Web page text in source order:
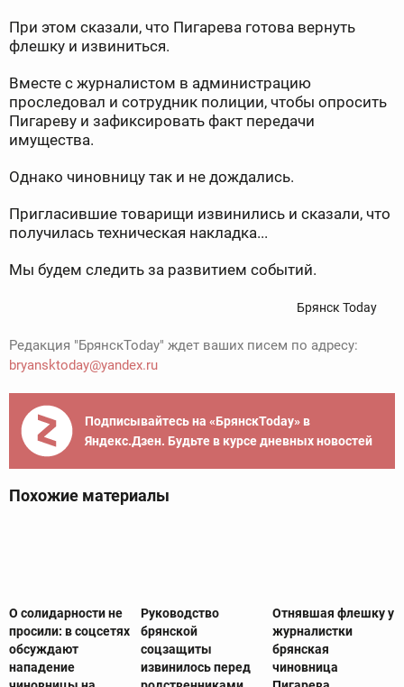
При этом сказали, что Пигарева готова вернуть
флешку и извиниться.
Вместе с журналистом в администрацию
проследовал и сотрудник полиции, чтобы опросить
Пигареву и зафиксировать факт передачи
имущества.
Однако чиновницу так и не дождались.
Пригласившие товарищи извинились и сказали, что
получилась техническая накладка...
Мы будем следить за развитием событий.
Брянск Today
Редакция "БрянскToday" ждет ваших писем по адресу:
bryansktoday@yandex.ru
Подписывайтесь на «БрянскToday» в
Яндекс.Дзен. Будьте в курсе дневных новостей
Похожие материалы
О солидарности не
просили: в соцсетях
обсуждают
нападение
Руководство
брянской
соцзащиты
извинилось перед
Отнявшая флешку у
журналистки
брянская
чиновница